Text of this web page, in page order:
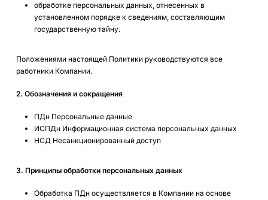
обработке персональных данных, отнесенных в
установленном порядке к сведениям, составляющим
государственную тайну.
Положениями настоящей Политики руководствуются все
работники Компании.
2. Обозначения и сокращения
ПДн Персональные данные
ИСПДн Информационная система персональных данных
НСД Несанкционированный доступ
3. Принципы обработки персональных данных
Обработка ПДн осуществляется в Компании на основе